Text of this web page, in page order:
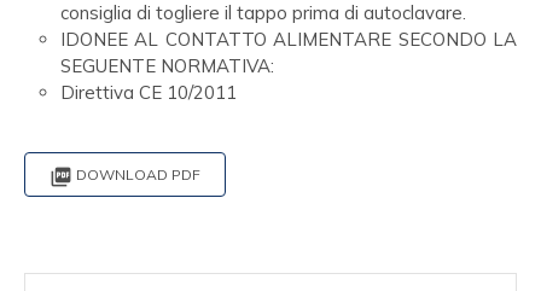
consiglia di togliere il tappo prima di autoclavare.
IDONEE AL CONTATTO ALIMENTARE SECONDO LA
SEGUENTE NORMATIVA:
Direttiva CE 10/2011
 DOWNLOAD PDF